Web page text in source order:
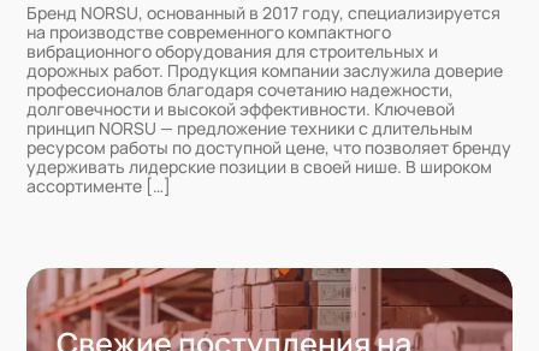
Бренд NORSU, основанный в 2017 году, специализируется
на производстве современного компактного
вибрационного оборудования для строительных и
дорожных работ. Продукция компании заслужила доверие
профессионалов благодаря сочетанию надежности,
долговечности и высокой эффективности. Ключевой
принцип NORSU — предложение техники с длительным
ресурсом работы по доступной цене, что позволяет бренду
удерживать лидерские позиции в своей нише. В широком
ассортименте […]